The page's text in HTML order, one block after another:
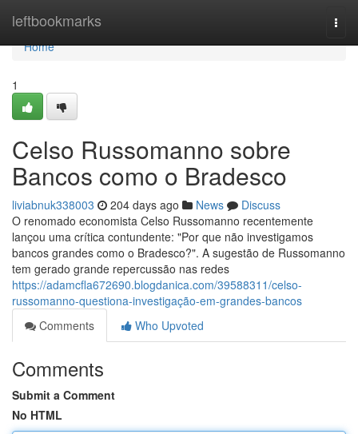
leftbookmarks
Home
Home
1
Celso Russomanno sobre
Bancos como o Bradesco
liviabnuk338003 204 days ago News
Discuss
O renomado economista Celso Russomanno recentemente
lançou uma crítica contundente: "Por que não investigamos
bancos grandes como o Bradesco?". A sugestão de Russomanno
tem gerado grande repercussão nas redes
https://adamcfla672690.blogdanica.com/39588311/celso-
russomanno-questiona-investigação-em-grandes-bancos
Comments
Who Upvoted
Comments
Submit a Comment
No HTML